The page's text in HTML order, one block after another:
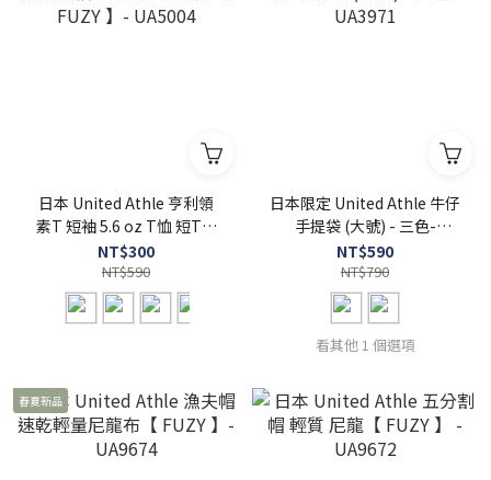
日本 United Athle 亨利領
素T 短袖 5.6 oz T恤 短T【
FUZY 】- UA5004
NT$300
NT$590
日本限定 United Athle 牛仔
手提袋 (大號) - 三色-
UA3971
NT$590
NT$790
看其他 1 個選項
春夏新品